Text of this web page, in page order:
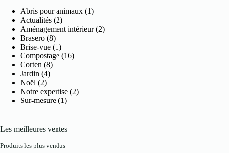
Abris pour animaux (1)
Actualités (2)
Aménagement intérieur(2)
Brasero (8)
Brise-vue (1)
Compostage (16)
Corten (8)
Jardin (4)
Noël (2)
Notre expertise (2)
Sur-mesure (1)
Les meilleures ventes
Produits les plus vendus